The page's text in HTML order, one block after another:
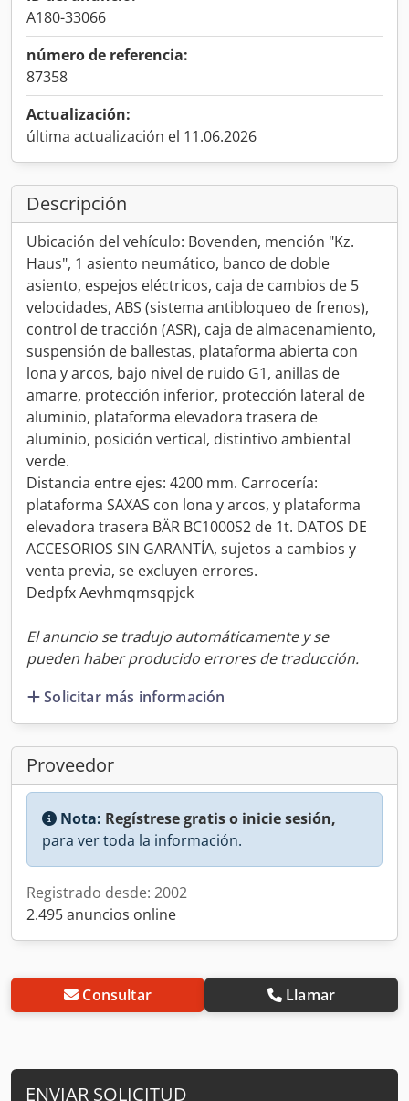
A180-33066
número de referencia:
87358
Actualización:
última actualización el 11.06.2026
Descripción
Ubicación del vehículo: Bovenden, mención "Kz.
Haus", 1 asiento neumático, banco de doble
asiento, espejos eléctricos, caja de cambios de 5
velocidades, ABS (sistema antibloqueo de frenos),
control de tracción (ASR), caja de almacenamiento,
suspensión de ballestas, plataforma abierta con
lona y arcos, bajo nivel de ruido G1, anillas de
amarre, protección inferior, protección lateral de
aluminio, plataforma elevadora trasera de
aluminio, posición vertical, distintivo ambiental
verde.
Distancia entre ejes: 4200 mm. Carrocería:
plataforma SAXAS con lona y arcos, y plataforma
elevadora trasera BÄR BC1000S2 de 1t. DATOS DE
ACCESORIOS SIN GARANTÍA, sujetos a cambios y
venta previa, se excluyen errores.
Dedpfx Aevhmqmsqpjck
El anuncio se tradujo automáticamente y se
pueden haber producido errores de traducción.
Solicitar más información
Proveedor
Nota: Regístrese gratis o inicie sesión,
para ver toda la información.
Registrado desde: 2002
2.495 anuncios online
Consultar Llamar
ENVIAR SOLICITUD